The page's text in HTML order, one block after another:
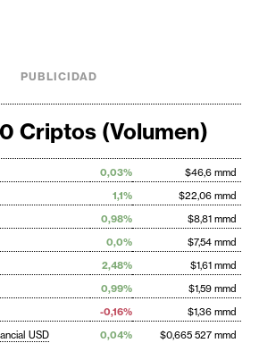
PUBLICIDAD
Criptos (Volumen)
0,03%
$46,6 mmd
1,1%
$22,06 mmd
0,98%
$8,81 mmd
0,0%
$7,54 mmd
2,48%
$1,61 mmd
0,99%
$1,59 mmd
-0,16%
$1,36 mmd
USD 0,04%
$0,665 527 mmd